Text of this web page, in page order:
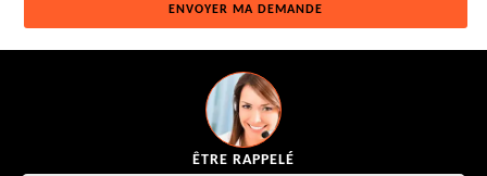
ÊTRE RAPPELÉ